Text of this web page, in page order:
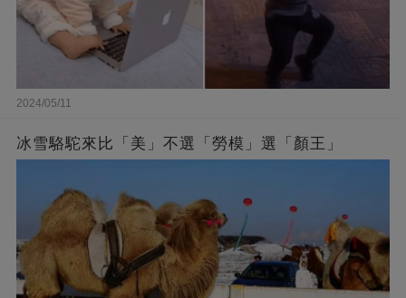
2024/05/11
冰雪駱駝來比「美」不選「勞模」選「顏王」